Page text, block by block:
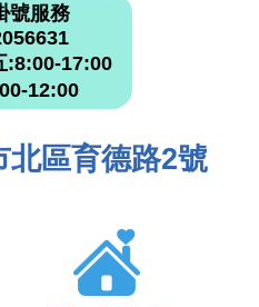
號服務
:8:00-17:00
12:00
北區育德路2號